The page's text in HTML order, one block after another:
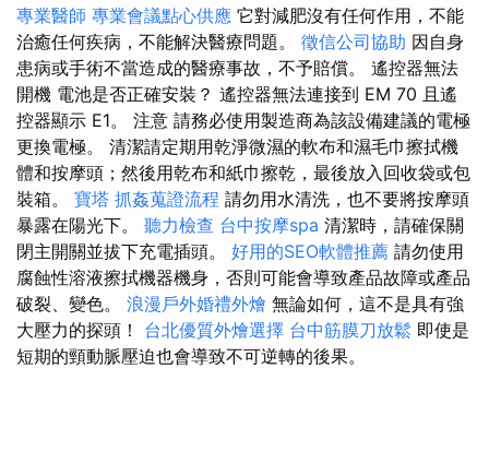
專業醫師 專業會議點心供應 它對減肥沒有任何作用，不能
治癒任何疾病，不能解決醫療問題。 徵信公司協助 因自身
患病或手術不當造成的醫療事故，不予賠償。 遙控器無法
開機 電池是否正確安裝？ 遙控器無法連接到 EM 70 且遙
控器顯示 E1。 注意 請務必使用製造商為該設備建議的電極
更換電極。 清潔請定期用乾淨微濕的軟布和濕毛巾擦拭機
體和按摩頭；然後用乾布和紙巾擦乾，最後放入回收袋或包
裝箱。 寶塔 抓姦蒐證流程 請勿用水清洗，也不要將按摩頭
暴露在陽光下。 聽力檢查 台中按摩spa 清潔時，請確保關
閉主開關並拔下充電插頭。 好用的SEO軟體推薦 請勿使用
腐蝕性溶液擦拭機器機身，否則可能會導致產品故障或產品
破裂、變色。 浪漫戶外婚禮外燴 無論如何，這不是具有強
大壓力的探頭！ 台北優質外燴選擇 台中筋膜刀放鬆 即使是
短期的頸動脈壓迫也會導致不可逆轉的後果。